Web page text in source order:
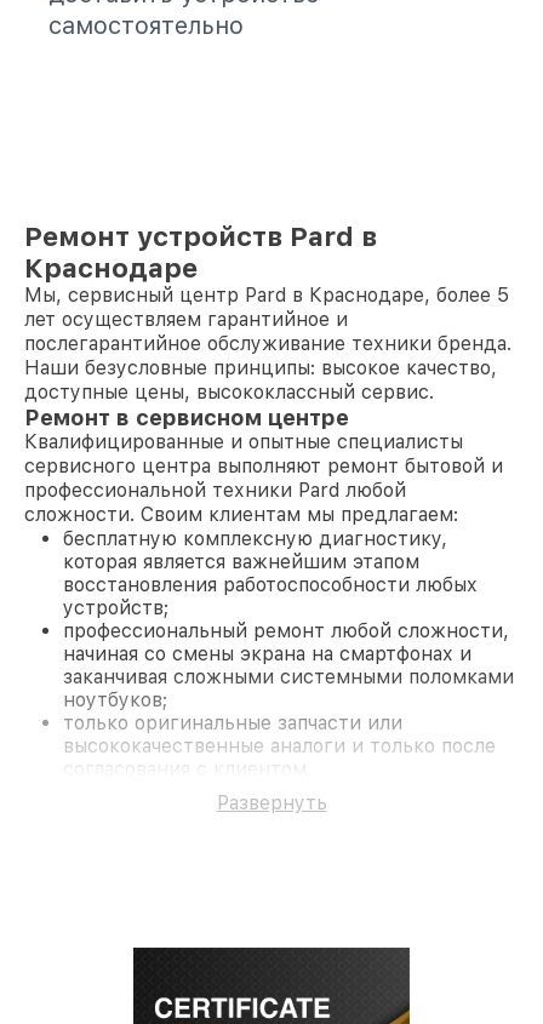
самостоятельно
Ремонт устройств Pard в
Краснодаре
Мы, сервисный центр Pard в Краснодаре, более 5
лет осуществляем гарантийное и
послегарантийное обслуживание техники бренда.
Наши безусловные принципы: высокое качество,
доступные цены, высококлассный сервис.
Ремонт в сервисном центре
Квалифицированные и опытные специалисты
сервисного центра выполняют ремонт бытовой и
профессиональной техники Pard любой
сложности. Своим клиентам мы предлагаем:
бесплатную комплексную диагностику,
которая является важнейшим этапом
восстановления работоспособности любых
устройств;
профессиональный ремонт любой сложности,
начиная со смены экрана на смартфонах и
заканчивая сложными системными поломками
ноутбуков;
только оригинальные запчасти или
высококачественные аналоги и только после
согласования с клиентом.
На все работы и замененные комплектующие
предоставляется длительная гарантия. В случае
современное оборудование и
Развернуть